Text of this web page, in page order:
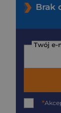
Brak
Twój e-
*